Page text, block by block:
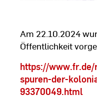
Am 22.10.2024
Öffentlichkeit
https://
spuren-der-
93370049.html